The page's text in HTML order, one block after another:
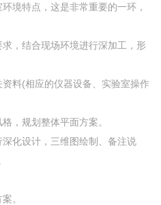
特点，这是非常重要的一环，
，结合现场环境进行深加工，形
料(相应的仪器设备、实验室操作
规划整体平面方案。
化设计，三维图绘制、备注说
。